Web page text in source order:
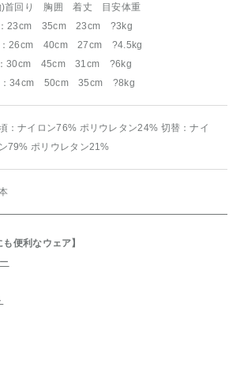
)首回り 胸囲 着丈 目安体重
23cm 35cm 23cm ?3kg
26cm 40cm 27cm ?4.5kg
30cm 45cm 31cm ?6kg
：34cm 50cm 35cm ?8kg
：ナイロン76% ポリウレタン24% 切替：ナイ
79% ポリウレタン21%
も便利なウェア】